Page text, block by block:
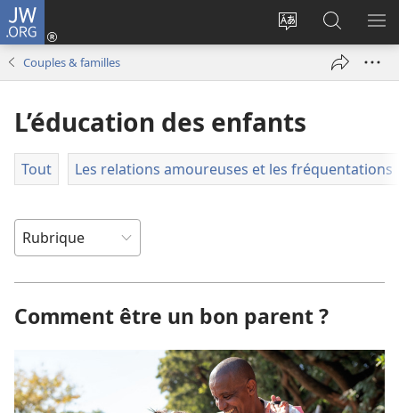
JW.ORG
Changer
langue
site
Se
connecter
fenêtre)
sur
JW.ORG
Couples & familles
L’éducation des enfants
Tout Les relations amoureuses et les fréquentations
Comment être un bon parent ?